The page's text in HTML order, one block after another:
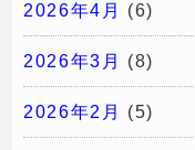
2026年4月 (6)
2026年3月 (8)
2026年2月 (5)